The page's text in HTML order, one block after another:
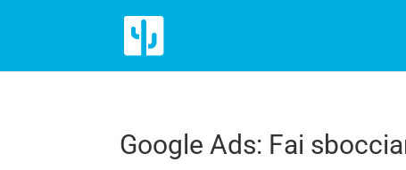
Google Ads: Fai